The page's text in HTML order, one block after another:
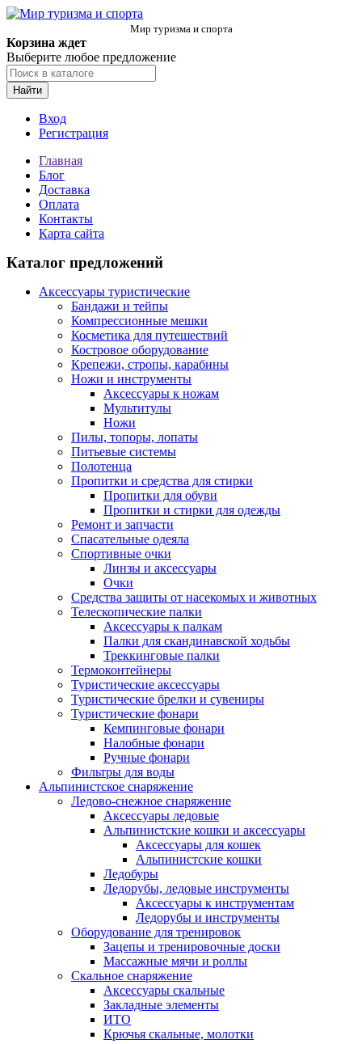
Мир туризма и спорта
Корзина ждет
Выберите любое предложение
Найти
Вход
Регистрация
Главная
Блог
Доставка
Оплата
Контакты
Карта сайта
Каталог предложений
Аксессуары туристические
Бандажи и тейпы
Компрессионные мешки
Косметика для путешествий
Костровое оборудование
Крепежи, стропы, карабины
Ножи и инструменты
Аксессуары к ножам
Мультитулы
Ножи
Пилы, топоры, лопаты
Питьевые системы
Полотенца
Пропитки и средства для стирки
Пропитки для обуви
Пропитки и стирки для одежды
Ремонт и запчасти
Спасательные одеяла
Спортивные очки
Линзы и аксессуары
Очки
Средства защиты от насекомых и животных
Телескопические палки
Аксессуары к палкам
Палки для скандинавской ходьбы
Треккинговые палки
Термоконтейнеры
Туристические аксессуары
Туристические брелки и сувениры
Туристические фонари
Кемпинговые фонари
Налобные фонари
Ручные фонари
Фильтры для воды
Альпинистское снаряжение
Ледово-снежное снаряжение
Аксессуары ледовые
Альпинистские кошки и аксессуары
Аксессуары для кошек
Альпинистские кошки
Ледобуры
Ледорубы, ледовые инструменты
Аксессуары к инструментам
Ледорубы и инструменты
Оборудование для тренировок
Зацепы и тренировочные доски
Массажные мячи и роллы
Скальное снаряжение
Аксессуары скальные
Закладные элементы
ИТО
Крючья скальные, молотки